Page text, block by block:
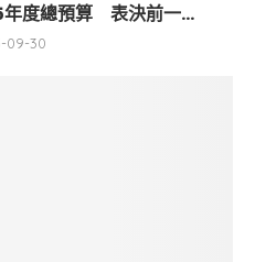
年度總預算 表決前一...
09-30